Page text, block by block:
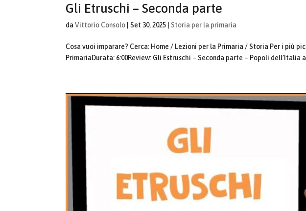
Gli Etruschi – Seconda parte
daVittorio Consolo |Set 30, 2025 Storia per la primaria
Cosa vuoi imparare? Cerca: Home / Lezioni per la Primaria / Storia Per i più
PrimariaDurata: 6:00Review: Gli Estruschi – Seconda parte – Popoli dell’Italia